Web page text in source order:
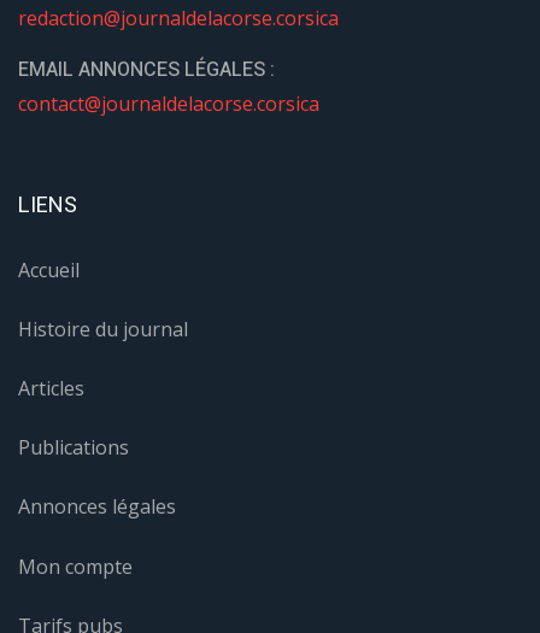
redaction@journaldelacorse.corsica
EMAIL ANNONCES LÉGALES :
contact@journaldelacorse.corsica
LIENS
Accueil
Histoire du journal
Articles
Publications
Annonces légales
Mon compte
Tarifs pubs